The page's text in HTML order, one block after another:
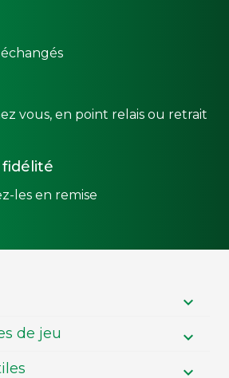
vous, en point relais ou retrait
fidélité
les en remise
de jeu